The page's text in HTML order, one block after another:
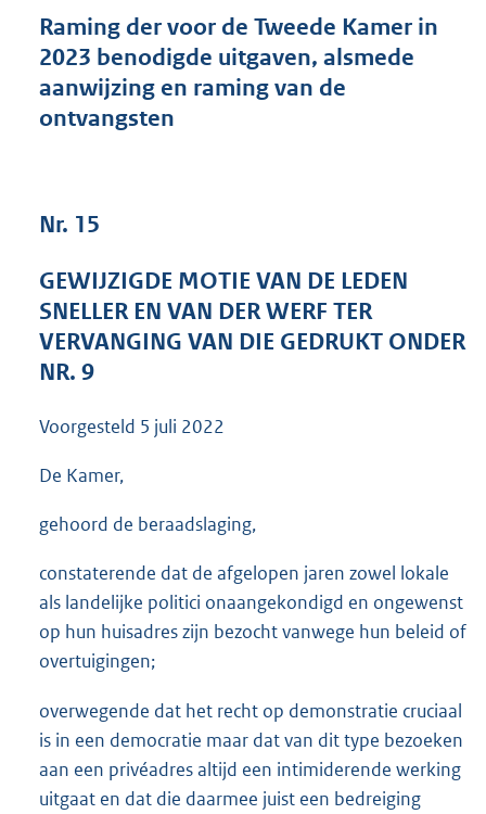
s
g
r
K
b
Raming der voor de Tweede Kamer in
2023 benodigde uitgaven, alsmede
aanwijzing en raming van de
ontvangsten
Nr. 15
GEWIJZIGDE MOTIE VAN DE LEDEN
SNELLER EN VAN DER WERF TER
VERVANGING VAN DIE GEDRUKT ONDER
NR. 9
Voorgesteld 5 juli 2022
De Kamer,
gehoord de beraadslaging,
constaterende dat de afgelopen jaren zowel lokale
als landelijke politici onaangekondigd en ongewenst
op hun huisadres zijn bezocht vanwege hun beleid of
overtuigingen;
overwegende dat het recht op demonstratie cruciaal
is in een democratie maar dat van dit type bezoeken
aan een privéadres altijd een intimiderende werking
uitgaat en dat die daarmee juist een bedreiging